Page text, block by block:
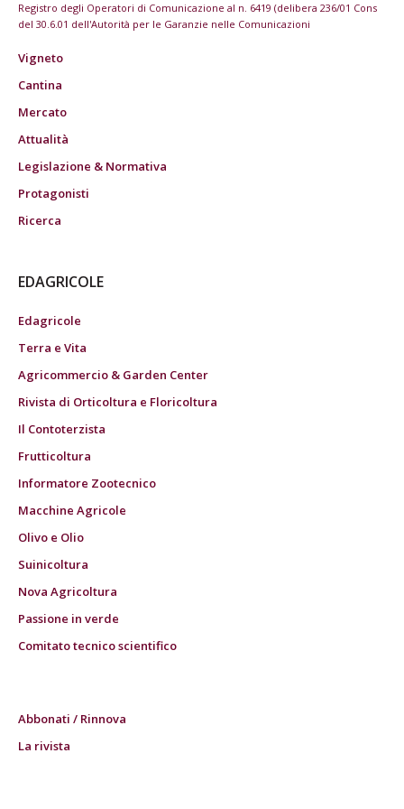
Registro degli Operatori di Comunicazione al n. 6419 (delibera 236/01 Cons
del 30.6.01 dell'Autorità per le Garanzie nelle Comunicazioni
Vigneto
Cantina
Mercato
Attualità
Legislazione & Normativa
Protagonisti
Ricerca
EDAGRICOLE
Edagricole
Terra e Vita
Agricommercio & Garden Center
Rivista di Orticoltura e Floricoltura
Il Contoterzista
Frutticoltura
Informatore Zootecnico
Macchine Agricole
Olivo e Olio
Suinicoltura
Nova Agricoltura
Passione in verde
Comitato tecnico scientifico
Abbonati / Rinnova
La rivista